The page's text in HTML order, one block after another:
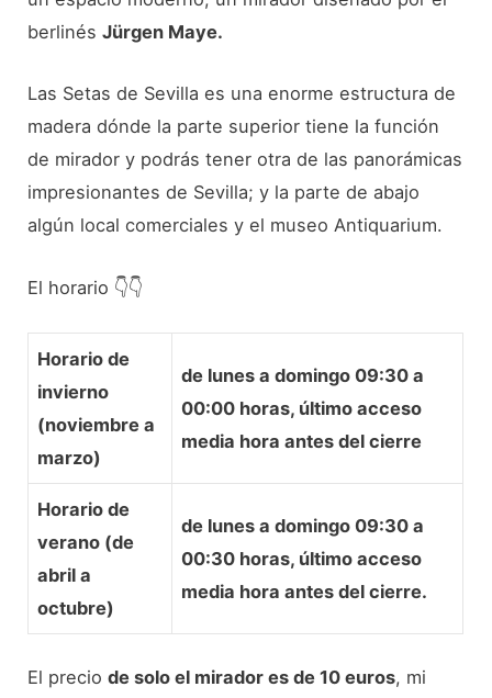
berlinésJürgen Maye.
Las Setas de Sevilla es una enorme estructura de
madera dónde la parte superior tiene la función
de mirador y podrás tener otra de las panorámicas
impresionantes de Sevilla; y la parte de abajo
algún local comerciales y el museo Antiquarium.
El horario 👇​👇​
Horario de
invierno
(noviembre a
marzo)
de lunes a domingo09:30 a
00:00 horas, último acceso
media hora antes del cierre
Horario de
verano (de
abril a
octubre)
de lunes a domingo09:30 a
00:30 horas, último acceso
media hora antes del cierre.
El preciode solo el mirador es de 10 euros, mi